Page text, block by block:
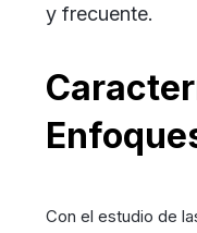
y frecuente.
Con el estudio de